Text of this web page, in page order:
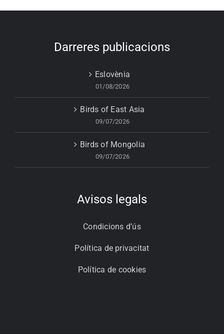
Darreres publicacions
Eslovènia
01/08/2026
Birds of East Asia
09/07/2026
Birds of Mongolia
09/07/2026
Avisos legals
Condicions d’ús
Política de privacitat
Política de cookies